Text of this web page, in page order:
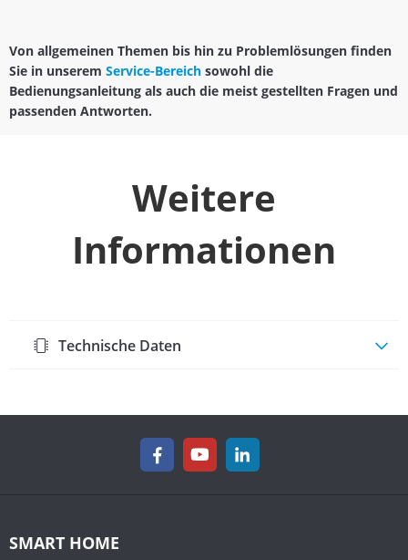
Von allgemeinen Themen bis hin zu Problemlösungen finden
Sie in unserem Service-Bereich sowohl die
Bedienungsanleitung als auch die meist gestellten Fragen und
passenden Antworten.
Weitere
Informationen
Technische Daten
SMART HOME